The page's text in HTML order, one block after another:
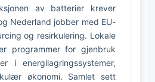
av batterier krever
Nederland jobber med EU-
og resirkulering. Lokale
programmer for gjenbruk
i energilagringssystemer,
økonomi. Samlet sett